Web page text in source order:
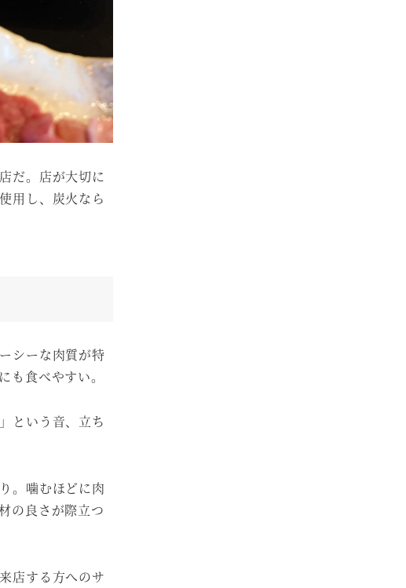
だ。店が大切に
用し、炭火なら
シーな肉質が特
食べやすい。
という音、立ち
。噛むほどに肉
の良さが際立つ
店する方へのサ